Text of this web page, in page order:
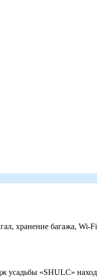
хранение багажа, Wi-
усадьбы «SHULC»